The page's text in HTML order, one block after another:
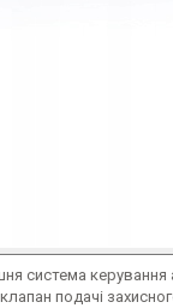
система
подачі